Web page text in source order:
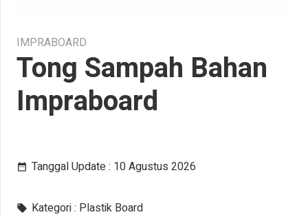
IMPRABOARD
Tong Sampah Bahan
Impraboard
date_range Tanggal Update : 10 Agustus 2026
local_offer Kategori : Plastik Board